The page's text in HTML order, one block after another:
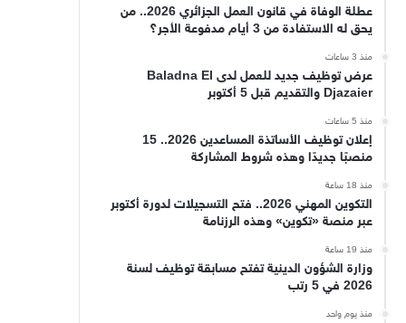
عطلة الوفاة في قانون العمل الجزائري 2026.. من
يحق له الاستفادة من 3 أيام مدفوعة الأجر؟
منذ 3 ساعات
عرض توظيف جديد للعمل لدى Baladna El
Djazaier والتقديم قبل 5 أكتوبر
منذ 5 ساعات
إعلان توظيف الأساتذة المساعدين 2026.. 15
منصبًا جديدًا وهذه شروط المشاركة
منذ 18 ساعة
التكوين المهني 2026.. فتح التسجيلات لدورة أكتوبر
عبر منصة «تكوين» وهذه الرزنامة
منذ 19 ساعة
وزارة الشؤون الدينية تفتح مسابقة توظيف لسنة
2026 في 5 رتب
منذ يوم واحد